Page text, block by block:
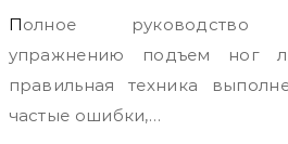
Полное руководство по
упражнению подъем ног
правильная техника
частые ошибки,…